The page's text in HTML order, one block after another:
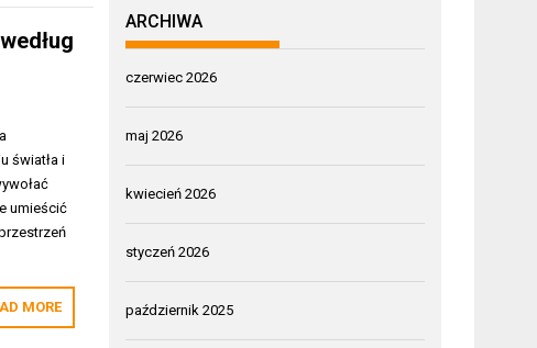
światła i
umieścić
MORE
ARCHIWA
czerwiec 2026
maj 2026
kwiecień 2026
styczeń 2026
październik 2025